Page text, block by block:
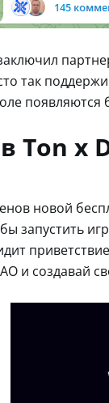
так
Ton x
новой
запустить
и создавай